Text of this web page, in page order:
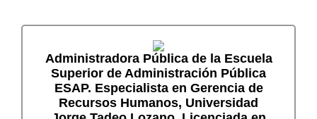
Administradora Pública de la Escuela
Superior de Administración Pública
ESAP. Especialista en Gerencia de
Recursos Humanos, Universidad